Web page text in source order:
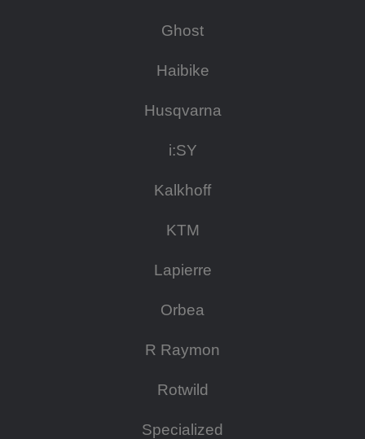
Ghost
Haibike
Husqvarna
i:SY
Kalkhoff
KTM
Lapierre
Orbea
R Raymon
Rotwild
Specialized